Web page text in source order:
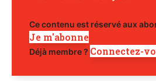
Ce contenu est réservé aux
Je m'abonne
Déjà membre ? Connectez-